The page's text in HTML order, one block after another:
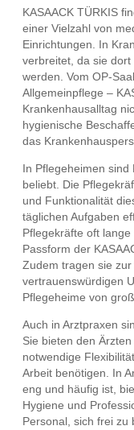
KASAACK TÜRKIS
einer Vielzahl von
Einrichtungen. In
verbreitet, da sie
werden. Vom OP-
Allgemeinpflege –
Krankenhausalltag
hygienische
das
In Pflegeheimen sind
beliebt. Die
und Funktionalität
täglichen Aufgaben
Pflegekräfte oft
Passform der
Zudem tragen sie
vertrauenswürdigen
Pflegeheime von
Auch in Arztpraxen
Sie bieten den
notwendige
Arbeit benötigen. In
eng und häufig ist,
Hygiene und
Personal, sich frei zu